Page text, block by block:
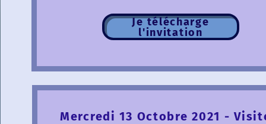
Je télécharge
l'invitation
Mercredi 13 Octobre 2021 -